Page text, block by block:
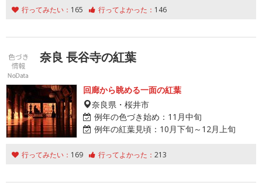
行ってみたい： 165 行ってよかった： 146
奈良 長谷寺の紅葉
回廊から眺める一面の紅葉
奈良県・桜井市
例年の色づき始め： 11月中旬
例年の紅葉見頃： 10月下旬～12月上旬
行ってみたい： 169 行ってよかった： 213